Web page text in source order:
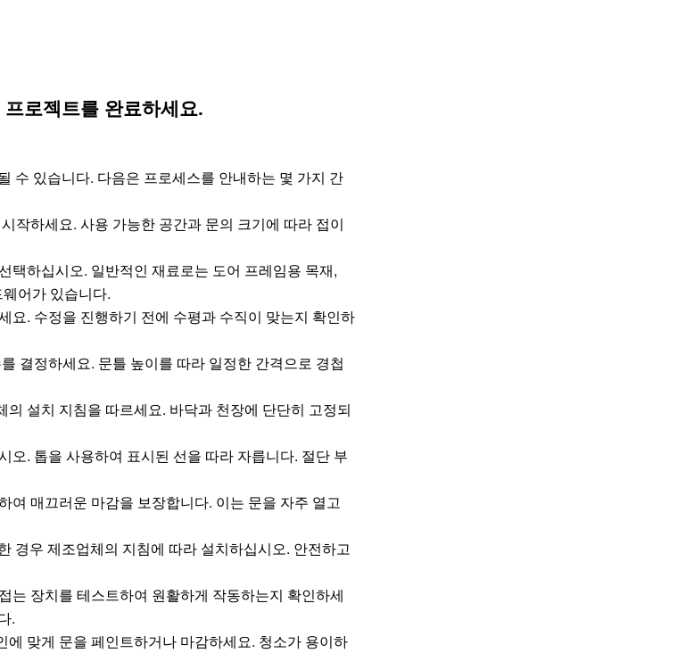
로젝트를 완료하세요.
수 있습니다. 다음은 프로세스를 안내하는 몇 가지 간
작하세요. 사용 가능한 공간과 문의 크기에 따라 접이
택하십시오. 일반적인 재료로는 도어 프레임용 목재,
어가 있습니다.
요. 수정을 진행하기 전에 수평과 수직이 맞는지 확인하
결정하세요. 문틀 높이를 따라 일정한 간격으로 경첩
설치 지침을 따르세요. 바닥과 천장에 단단히 고정되
오. 톱을 사용하여 표시된 선을 따라 자릅니다. 절단 부
여 매끄러운 마감을 보장합니다. 이는 문을 자주 열고
경우 제조업체의 지침에 따라 설치하십시오. 안전하고
는 장치를 테스트하여 원활하게 작동하는지 확인하세
.
맞게 문을 페인트하거나 마감하세요. 청소가 용이하